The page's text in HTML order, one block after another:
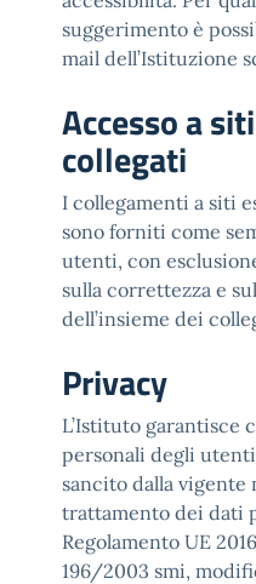
suggerimento è
mail dell’Istituzione
Accesso a
collegati
I collegamenti a siti
sono forniti come
utenti, con
sulla correttezza e
dell’insieme dei
Privacy
L’Istituto garantisce
personali degli
sancito dalla
trattamento dei dati
Regolamento UE
196/2003 smi,